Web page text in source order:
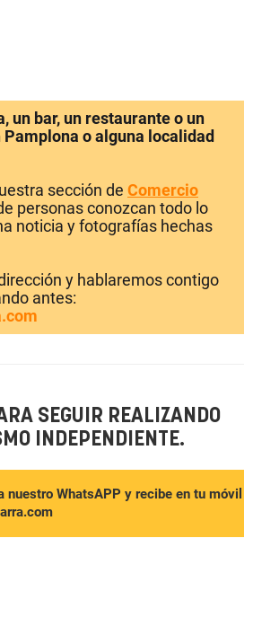
un bar, un restaurante o un
o alguna localidad
sección de Comercio
personas conozcan todo lo
noticia y fotografías hechas
y hablaremos contigo
antes:
SEGUIR REALIZANDO
INDEPENDIENTE.
nuestro WhatsAPP y recibe en tu móvil